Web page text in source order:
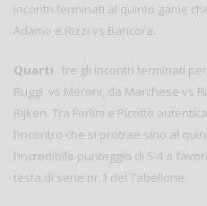
incontri terminati al quinto game
Adamo e Rizzi vs Bancora.
Quarti : tre gli incontri terminati
Ruggi vs Meroni, da Marchese vs
Rijken. Tra Forlini e Picotto
l’incontro che si protrae sino al
l’incredibile punteggio di 5-4 a
testa di serie nr.1 del Tabellone.